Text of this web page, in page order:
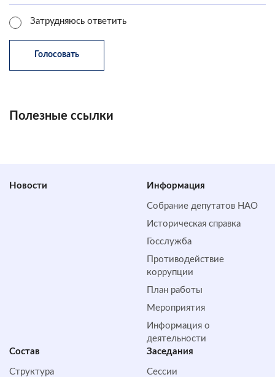
Затрудняюсь ответить
Полезные ссылки
Новости Информация
Собрание депутатов НАО
Историческая справка
Госслужба
Противодействие
коррупции
План работы
Мероприятия
Информация о
деятельности
Состав
Структура
Заседания
Сессии